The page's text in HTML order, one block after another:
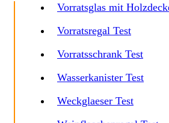
Vorratsglas mit
Vorratsregal Test
Vorratsschrank Test
Wasserkanister Test
Weckglaeser Test